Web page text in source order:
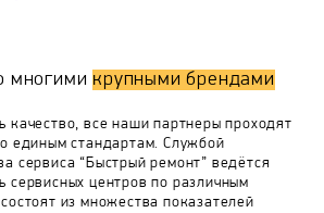
Samsung Siemens
многими крупными брендами
качество, все наши партнеры проходят
единым стандартам. Службой
сервиса “Быстрый ремонт” ведётся
сервисных центров по различным
из множества показателей